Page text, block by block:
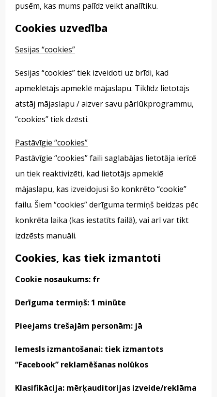
pusēm, kas mums palīdz veikt analītiku.
Cookies uzvedība
Sesijas “cookies”
Sesijas “cookies” tiek izveidoti uz brīdi, kad
apmeklētājs apmeklē mājaslapu. Tiklīdz lietotājs
atstāj mājaslapu / aizver savu pārlūkprogrammu,
“cookies” tiek dzēsti.
Pastāvīgie “cookies”
Pastāvīgie “cookies” faili saglabājas lietotāja ierīcē
un tiek reaktivizēti, kad lietotājs apmeklē
mājaslapu, kas izveidojusi šo konkrēto “cookie”
failu. Šiem “cookies” derīguma termiņš beidzas pēc
konkrēta laika (kas iestatīts failā), vai arī var tikt
izdzēsts manuāli.
Cookies, kas tiek izmantoti
Cookie nosaukums: fr
Derīguma termiņš: 1 minūte
Pieejams trešajām personām: jā
Iemesls izmantošanai: tiek izmantots
“Facebook” reklamēšanas nolūkos
Klasifikācija: mērķauditorijas izveide/reklāma